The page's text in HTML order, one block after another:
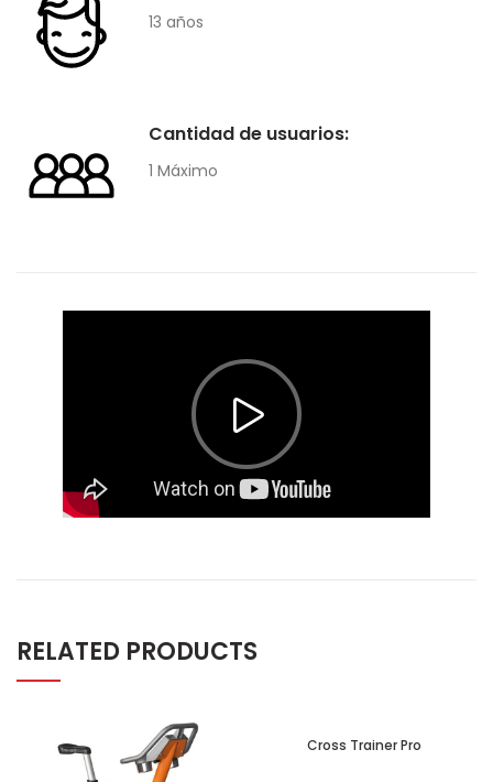
13 años
Cantidad de usuarios:
1 Máximo
RELATED PRODUCTS
Cross Trainer Pro